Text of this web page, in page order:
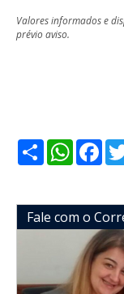
Valores informados e
prévio aviso.
Share
Fale com o